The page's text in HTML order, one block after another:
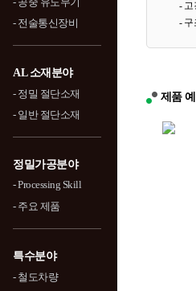
- 전술통신장비
AL 소재분야
- 정밀 절단소재
- 일반 절단소재
정밀가공분야
- Processing Skill
- 주요 제품
특수분야
- 철도차량
- 고
- 구
제품